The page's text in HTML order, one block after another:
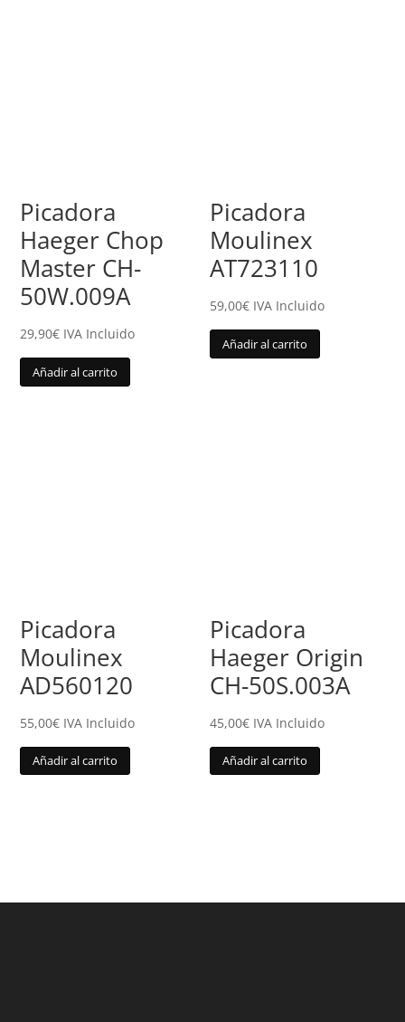
Picadora
Haeger Chop
Master CH-
50W.009A
29,90€ IVA Incluido
Añadir al carrito
Picadora
Moulinex
AT723110
59,00€ IVA Incluido
Añadir al carrito
Picadora
Moulinex
AD560120
55,00€ IVA Incluido
Añadir al carrito
Picadora
Haeger Origin
CH-50S.003A
45,00€ IVA Incluido
Añadir al carrito